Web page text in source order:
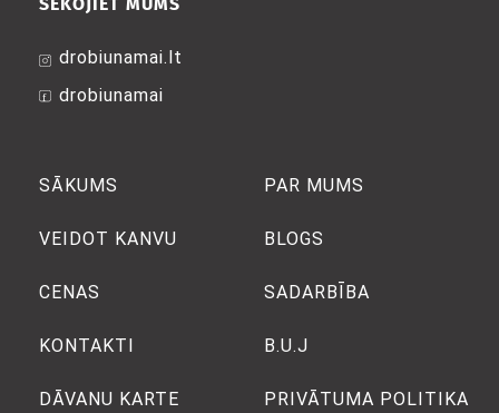
SĀKUMS
VEIDOT KANVU
CENAS
KONTAKTI
DĀVANU KARTE
PAR MUMS
BLOGS
SADARBĪBA
B.U.J
PRIVĀTUMA POLITIKA
drobiunamai.lt
drobiunamai